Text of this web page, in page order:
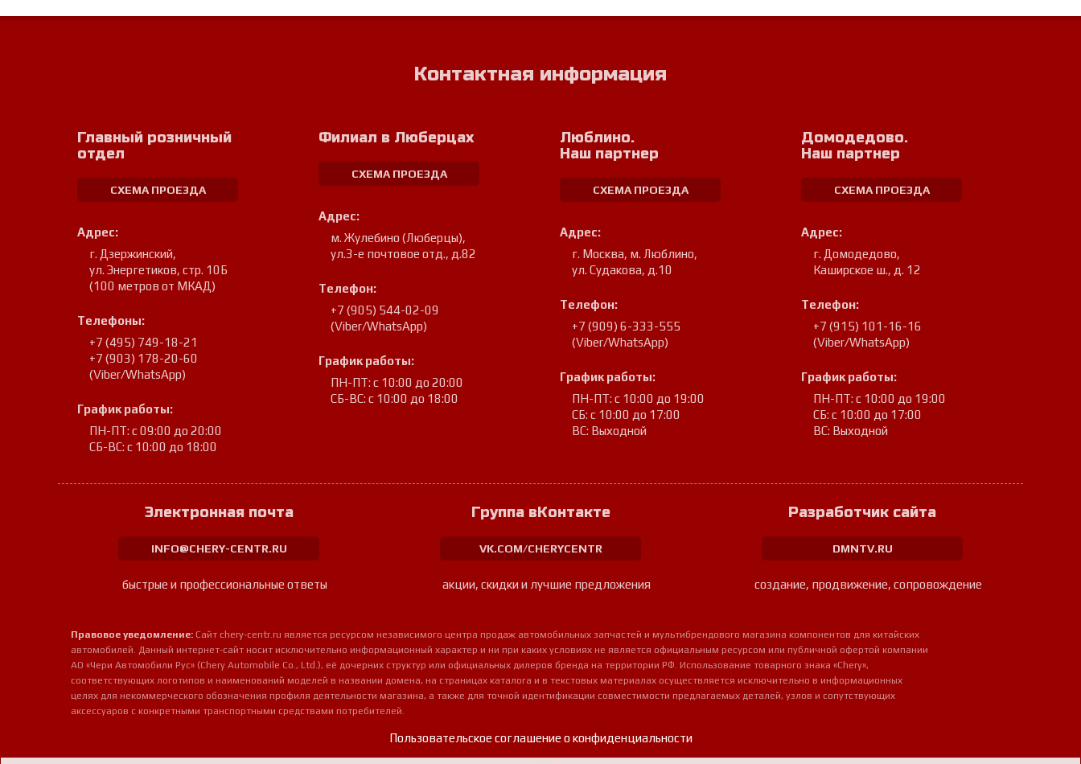
Контактная информация
Главный розничный
отдел
СХЕМА ПРОЕЗДА
Адрес:
г. Дзержинский,
ул. Энергетиков, стр. 10Б
(100 метров от МКАД)
Телефоны:
+7 (495) 749-18-21
+7 (903) 178-20-60
(Viber/WhatsApp)
График работы:
ПН-ПТ: с 09:00 до 20:00
СБ-ВС: с 10:00 до 18:00
Филиал в Люберцах
СХЕМА ПРОЕЗДА
Адрес:
м. Жулебино (Люберцы),
ул.3-е почтовое отд., д.82
Телефон:
+7 (905) 544-02-09
(Viber/WhatsApp)
График работы:
ПН-ПТ: с 10:00 до 20:00
СБ-ВС: с 10:00 до 18:00
Люблино.
Наш партнер
СХЕМА ПРОЕЗДА
Адрес:
г. Москва, м. Люблино,
ул. Судакова, д.10
Телефон:
+7 (909) 6-333-555
(Viber/WhatsApp)
График работы:
ПН-ПТ: с 10:00 до 19:00
СБ: с 10:00 до 17:00
ВС: Выходной
Домодедово.
Наш партнер
СХЕМА ПРОЕЗДА
Адрес:
г. Домодедово,
Каширское ш., д. 12
Телефон:
+7 (915) 101-16-16
(Viber/WhatsApp)
График работы:
ПН-ПТ: с 10:00 до 19:00
СБ: с 10:00 до 17:00
ВС: Выходной
Электронная почта
INFO@CHERY-CENTR.RU
быстрые и профессиональные ответы
Группа вКонтакте
VK.COM/CHERYCENTR
акции, скидки и лучшие предложения
Разработчик сайта
DMNTV.RU
создание, продвижение, сопровождение
Правовое уведомление: Сайт chery-centr.ru является ресурсом независимого центра продаж автомобильных запчастей и мультибрендового магазина компонентов для китайских
автомобилей. Данный интернет-сайт носит исключительно информационный характер и ни при каких условиях не является официальным ресурсом или публичной офертой компании
АО «Чери Автомобили Рус» (Chery Automobile Co., Ltd.), её дочерних структур или официальных дилеров бренда на территории РФ. Использование товарного знака «Chery»,
соответствующих логотипов и наименований моделей в названии домена, на страницах каталога и в текстовых материалах осуществляется исключительно в информационных
целях для некоммерческого обозначения профиля деятельности магазина, а также для точной идентификации совместимости предлагаемых деталей, узлов и сопутствующих
аксессуаров с конкретными транспортными средствами потребителей.
Пользовательское соглашение о конфиденциальности